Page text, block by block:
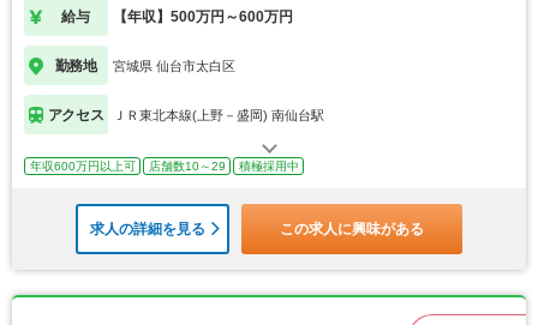
給与 【年収】500万円～600万円
勤務地 宮城県 仙台市太白区
アクセス ＪＲ東北本線(上野－盛岡) 南仙台駅
年収600万円以上可 店舗数10～29 積極採用中
求人の詳細を見る この求人に興味がある